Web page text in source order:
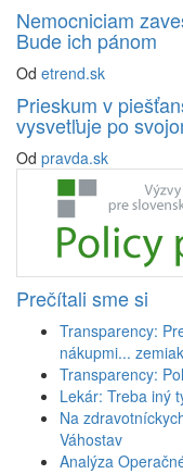
Nemocniciam
Bude ich pánom
Od etrend.sk
Prieskum v
vysvetľuje po
Od pravda.sk
Prečítali sme si
Transparency:
nákupmi...
Transparency:
Lekár: Treba iný
Na
Váhostav
Analýza